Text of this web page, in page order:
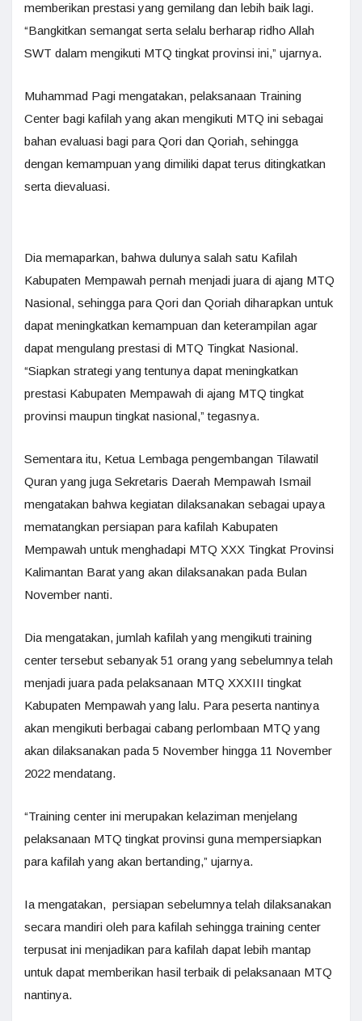
memberikan prestasi yang gemilang dan lebih baik lagi.
“Bangkitkan semangat serta selalu berharap ridho Allah
SWT dalam mengikuti MTQ tingkat provinsi ini,” ujarnya.
Muhammad Pagi mengatakan, pelaksanaan Training
Center bagi kafilah yang akan mengikuti MTQ ini sebagai
bahan evaluasi bagi para Qori dan Qoriah, sehingga
dengan kemampuan yang dimiliki dapat terus ditingkatkan
serta dievaluasi.
Dia memaparkan, bahwa dulunya salah satu Kafilah
Kabupaten Mempawah pernah menjadi juara di ajang MTQ
Nasional, sehingga para Qori dan Qoriah diharapkan untuk
dapat meningkatkan kemampuan dan keterampilan agar
dapat mengulang prestasi di MTQ Tingkat Nasional.
“Siapkan strategi yang tentunya dapat meningkatkan
prestasi Kabupaten Mempawah di ajang MTQ tingkat
provinsi maupun tingkat nasional,” tegasnya.
Sementara itu, Ketua Lembaga pengembangan Tilawatil
Quran yang juga Sekretaris Daerah Mempawah Ismail
mengatakan bahwa kegiatan dilaksanakan sebagai upaya
mematangkan persiapan para kafilah Kabupaten
Mempawah untuk menghadapi MTQ XXX Tingkat Provinsi
Kalimantan Barat yang akan dilaksanakan pada Bulan
November nanti.
Dia mengatakan, jumlah kafilah yang mengikuti training
center tersebut sebanyak 51 orang yang sebelumnya telah
menjadi juara pada pelaksanaan MTQ XXXIII tingkat
Kabupaten Mempawah yang lalu. Para peserta nantinya
akan mengikuti berbagai cabang perlombaan MTQ yang
akan dilaksanakan pada 5 November hingga 11 November
2022 mendatang.
“Training center ini merupakan kelaziman menjelang
pelaksanaan MTQ tingkat provinsi guna mempersiapkan
para kafilah yang akan bertanding,” ujarnya.
Ia mengatakan, persiapan sebelumnya telah dilaksanakan
secara mandiri oleh para kafilah sehingga training center
terpusat ini menjadikan para kafilah dapat lebih mantap
untuk dapat memberikan hasil terbaik di pelaksanaan MTQ
nantinya.